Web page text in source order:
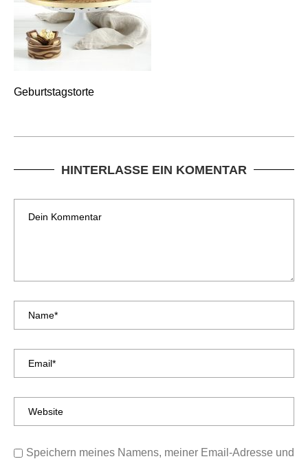
Geburtstagstorte
HINTERLASSE EIN KOMENTAR
Speichern meines Namens, meiner Email-Adresse und